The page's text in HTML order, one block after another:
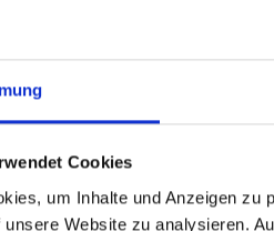
Cookies
um Inhalte und Anzeigen
unsere Website zu analysieren.